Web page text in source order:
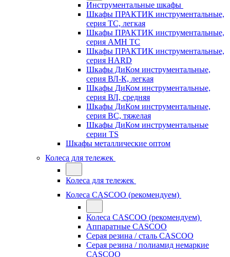
Инструментальные шкафы
Шкафы ПРАКТИК инструментальные,
серия ТC, легкая
Шкафы ПРАКТИК инструментальные,
серия AMH TC
Шкафы ПРАКТИК инструментальные,
серия HARD
Шкафы ДиКом инструментальные,
cерия ВЛ-К, легкая
Шкафы ДиКом инструментальные,
серия ВЛ, средняя
Шкафы ДиКом инструментальные,
серия ВС, тяжелая
Шкафы ДиКом инструментальные
серии TS
Шкафы металлические оптом
Колеса для тележек
Колеса для тележек
Колеса CASCOO (рекомендуем)
Колеса CASCOO (рекомендуем)
Аппаратные CASCOO
Серая резина / сталь CASCOO
Серая резина / полиамид немаркие
CASCOO